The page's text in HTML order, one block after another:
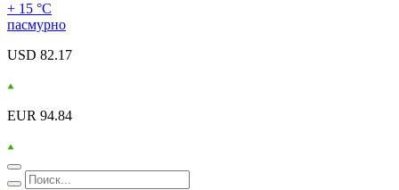
+ 15 °С
пасмурно
USD 82.17
EUR 94.84